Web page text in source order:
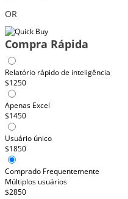
OR
Compra Rápida
Relatório rápido de inteligência
$1250
Apenas Excel
$1450
Usuário único
$1850
Comprado Frequentemente
Múltiplos usuários
$2850